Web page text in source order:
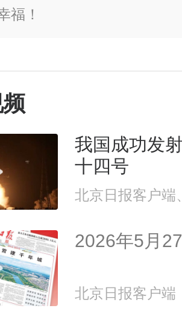
福！
我国成功发
十四号
2026年5月
北京日报客户端